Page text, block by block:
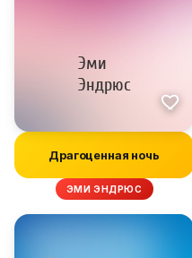
Драгоценная ночь
ЭМИ ЭНДРЮС